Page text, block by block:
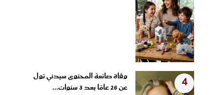
4
وفاة صانعة المحتوى سيدني تول
عن 26 عامًا بعد 3 سنوات...